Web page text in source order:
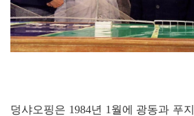
덩샤오핑은 1984년 1월에 광동과 푸